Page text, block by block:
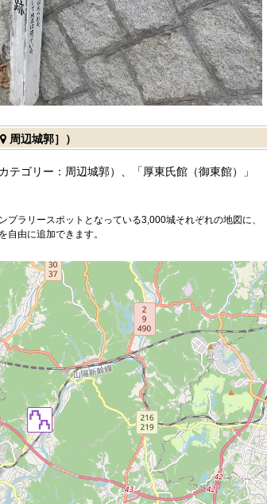
周辺城郭］）
ゴリー：周辺城郭）、「厚東氏館（御東館）」
プラリースポットとなっている3,000城それぞれの地図に、
自由に追加できます。